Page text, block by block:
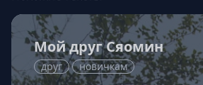
Мой друг Сяомин
друг новичкам